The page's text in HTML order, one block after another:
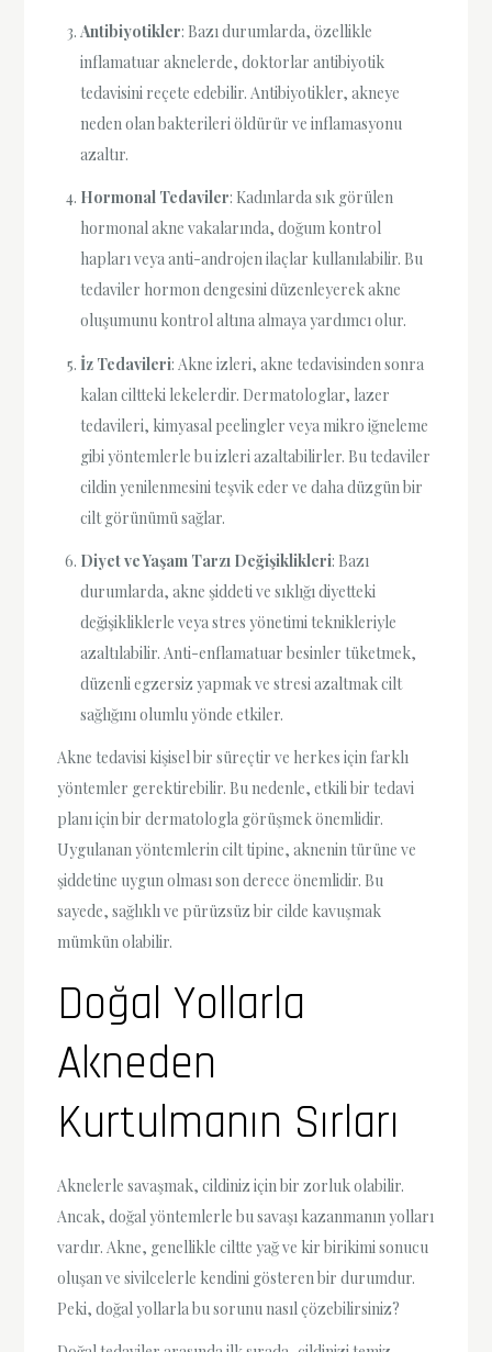
Antibiyotikler: Bazı durumlarda, özellikle
inflamatuar aknelerde, doktorlar antibiyotik
tedavisini reçete edebilir. Antibiyotikler, akneye
neden olan bakterileri öldürür ve inflamasyonu
azaltır.
Hormonal Tedaviler: Kadınlarda sık görülen
hormonal akne vakalarında, doğum kontrol
hapları veya anti-androjen ilaçlar kullanılabilir. Bu
tedaviler hormon dengesini düzenleyerek akne
oluşumunu kontrol altına almaya yardımcı olur.
İz Tedavileri: Akne izleri, akne tedavisinden sonra
kalan ciltteki lekelerdir. Dermatologlar, lazer
tedavileri, kimyasal peelingler veya mikro iğneleme
gibi yöntemlerle bu izleri azaltabilirler. Bu tedaviler
cildin yenilenmesini teşvik eder ve daha düzgün bir
cilt görünümü sağlar.
Diyet ve Yaşam Tarzı Değişiklikleri: Bazı
durumlarda, akne şiddeti ve sıklığı diyetteki
değişikliklerle veya stres yönetimi teknikleriyle
azaltılabilir. Anti-enflamatuar besinler tüketmek,
düzenli egzersiz yapmak ve stresi azaltmak cilt
sağlığını olumlu yönde etkiler.
Akne tedavisi kişisel bir süreçtir ve herkes için farklı
yöntemler gerektirebilir. Bu nedenle, etkili bir tedavi
planı için bir dermatologla görüşmek önemlidir.
Uygulanan yöntemlerin cilt tipine, aknenin türüne ve
şiddetine uygun olması son derece önemlidir. Bu
sayede, sağlıklı ve pürüzsüz bir cilde kavuşmak
mümkün olabilir.
Doğal Yollarla
Akneden
Kurtulmanın Sırları
Aknelerle savaşmak, cildiniz için bir zorluk olabilir.
Ancak, doğal yöntemlerle bu savaşı kazanmanın yolları
vardır. Akne, genellikle ciltte yağ ve kir birikimi sonucu
oluşan ve sivilcelerle kendini gösteren bir durumdur.
Peki, doğal yollarla bu sorunu nasıl çözebilirsiniz?